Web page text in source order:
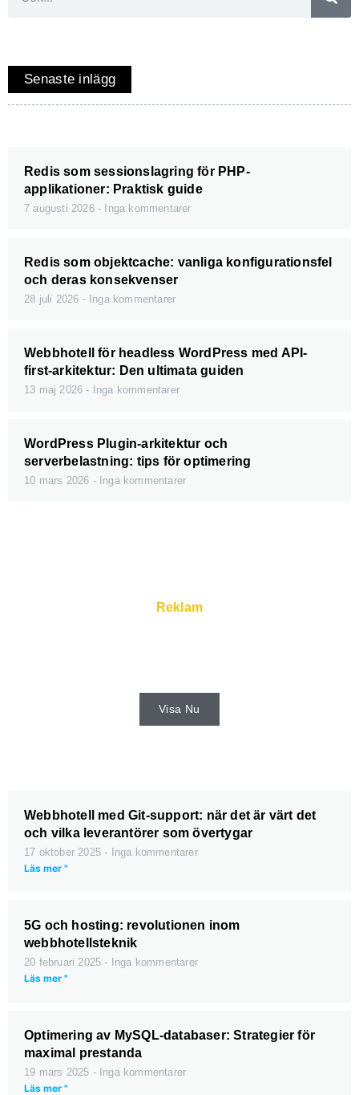
Senaste inlägg
Redis som sessionslagring för PHP-
applikationer: Praktisk guide
7 augusti 2026 Inga kommentarer
Redis som objektcache: vanliga konfigurationsfel
och deras konsekvenser
28 juli 2026 Inga kommentarer
Webbhotell för headless WordPress med API-
first-arkitektur: Den ultimata guiden
13 maj 2026 Inga kommentarer
WordPress Plugin-arkitektur och
serverbelastning: tips för optimering
10 mars 2026 Inga kommentarer
Reklam
Visa Nu
Webbhotell med Git-support: när det är värt det
och vilka leverantörer som övertygar
17 oktober 2025
Inga kommentarer
Läs mer "
5G och hosting: revolutionen inom
webbhotellsteknik
20 februari 2025
Inga kommentarer
Läs mer "
Optimering av MySQL-databaser: Strategier för
maximal prestanda
19 mars 2025 Inga kommentarer
Läs mer "